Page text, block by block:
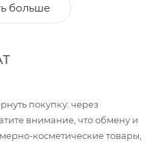
больше
покупку: через
внимание, что обмену и
косметические товары,